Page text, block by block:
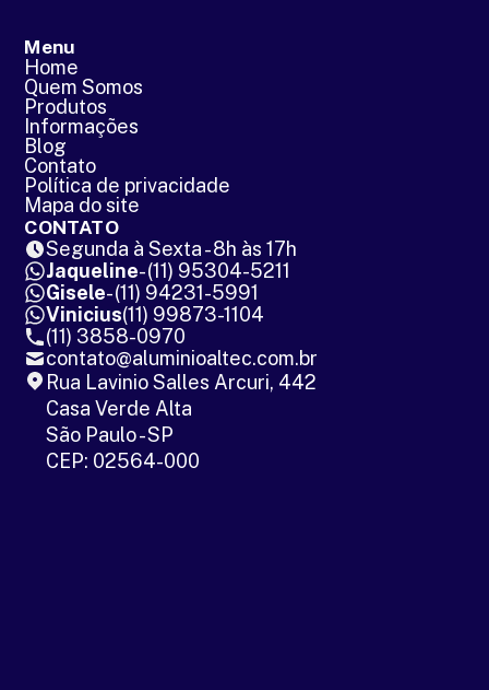
Menu
Home
Quem Somos
Produtos
Informações
Blog
Contato
Política de privacidade
Mapa do site
CONTATO
Segunda à Sexta - 8h às 17h
Jaqueline- (11) 95304-5211
Gisele- (11) 94231-5991
Vinicius(11) 99873-1104
(11) 3858-0970
contato@aluminioaltec.com.br
Rua Lavinio Salles Arcuri, 442
Casa Verde Alta
São Paulo - SP
CEP: 02564-000